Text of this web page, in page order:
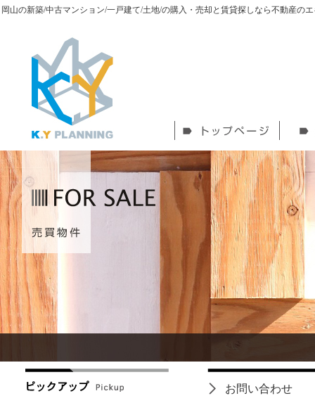
岡山の新築/中古マンション/一戸建て/土地/の購入・売却と賃貸探しなら不動産の
お問い合わせ